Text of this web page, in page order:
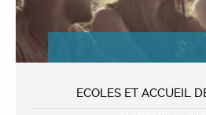
ECOLES ET ACCUEIL